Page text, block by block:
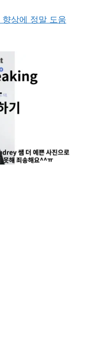
상에 정말 도움